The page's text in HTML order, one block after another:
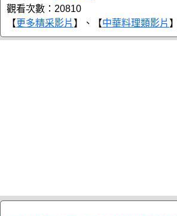
觀看次數：20810
【更多精采影片 】、【中華料理類影片 】